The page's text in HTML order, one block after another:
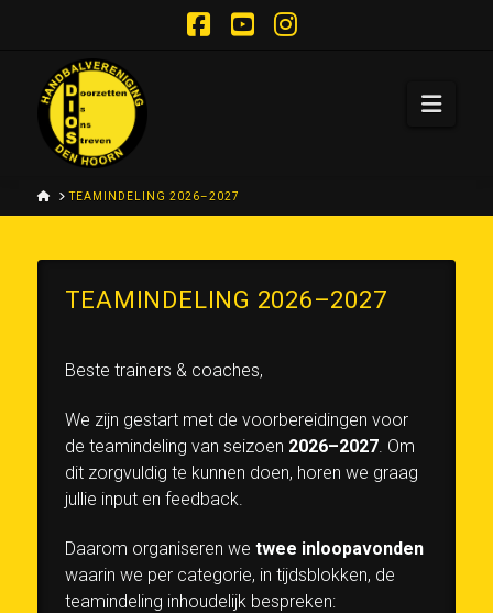
HOMETEAMINDELING 2026–2027
TEAMINDELING 2026–2027
Beste trainers & coaches,
We zijn gestart met de voorbereidingen voor
de teamindeling van seizoen 2026–2027. Om
dit zorgvuldig te kunnen doen, horen we graag
jullie input en feedback.
Daarom organiseren we twee inloopavonden
waarin we per categorie, in tijdsblokken, de
teamindeling inhoudelijk bespreken: